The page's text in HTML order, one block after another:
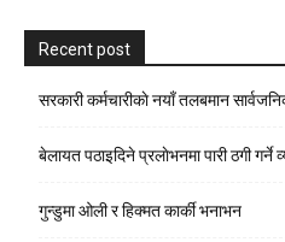
Recent post
सरकारी कर्मचारीकाे नयाँ तलबमान
बेलायत पठाइदिने प्रलाेभनमा पारी ठगी गर्ने
गुन्डुमा ओली र हिक्मत कार्की भनाभन